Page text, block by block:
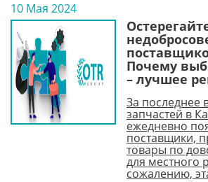
10 Мая 2024
Почему
– лучшее
За последнее
запчастей в
ежедневно
поставщики,
товары по
для местного
сожалению,